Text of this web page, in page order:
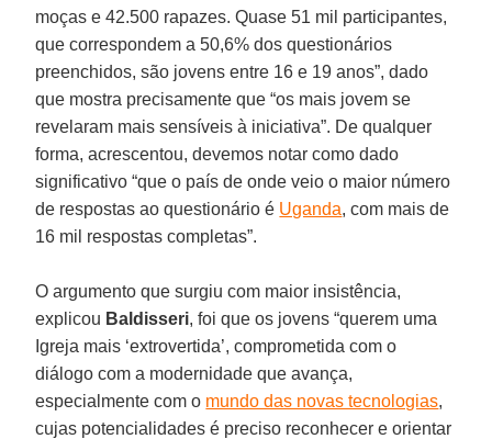
moças e 42.500 rapazes. Quase 51 mil participantes,
que correspondem a 50,6% dos questionários
preenchidos, são jovens entre 16 e 19 anos”, dado
que mostra precisamente que “os mais jovem se
revelaram mais sensíveis à iniciativa”. De qualquer
forma, acrescentou, devemos notar como dado
significativo “que o país de onde veio o maior número
de respostas ao questionário é Uganda, com mais de
16 mil respostas completas”.
O argumento que surgiu com maior insistência,
explicou Baldisseri, foi que os jovens “querem uma
Igreja mais ‘extrovertida’, comprometida com o
diálogo com a modernidade que avança,
especialmente com o mundo das novas tecnologias,
cujas potencialidades é preciso reconhecer e orientar